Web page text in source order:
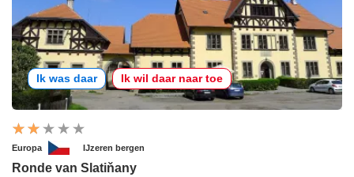
Ik was daar Ik wil daar naar toe
Europa IJzeren bergen
Ronde van Slatiňany